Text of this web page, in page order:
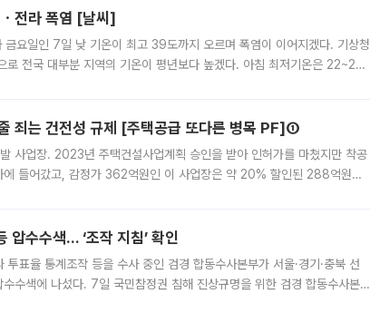
전라 폭염 [날씨]
금요일인 7일 낮 기온이 최고 39도까지 오르며 폭염이 이어지겠다. 기상청
로 전국 대부분 지역의 기온이 평년보다 높겠다. 아침 최저기온은 22~27
죄는 건전성 규제 [주택공급 또다른 병목 PF]①
사업장. 2023년 주택건설사업계획 승인을 받아 인허가를 마쳤지만 착공
에 들어갔고, 감정가 362억원인 이 사업장은 약 20% 할인된 288억원에
압수수색… ‘조작 지침’ 확인
표율 통계조작 등을 수사 중인 검경 합동수사본부가 서울·경기·충북 선
수색에 나섰다. 7일 국민참정권 침해 진상규명을 위한 검경 합동수사본